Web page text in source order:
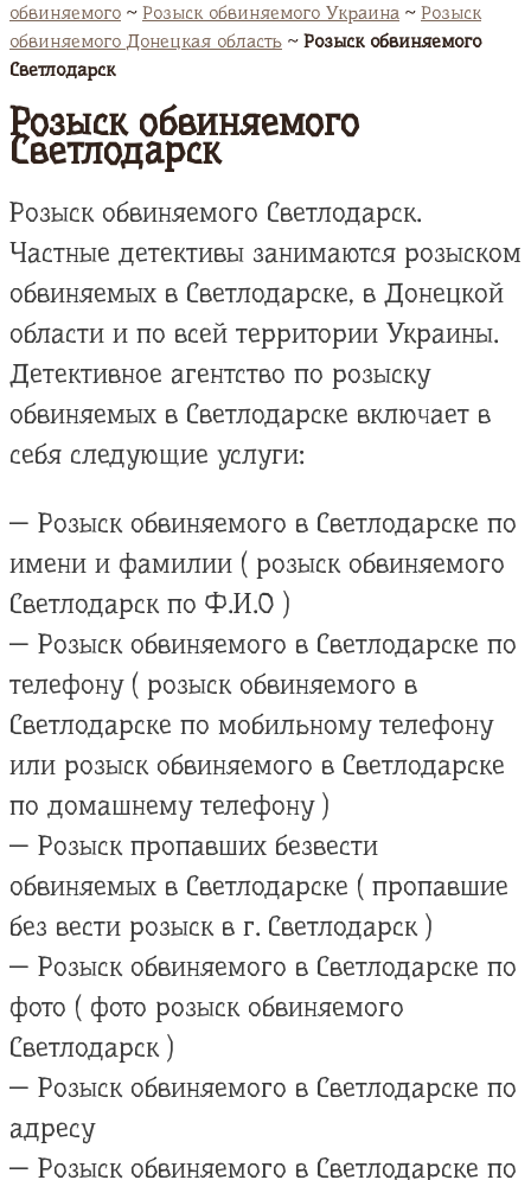
обвиняемого ~ Розыск обвиняемого Украина ~ Розыск
обвиняемого Донецкая область ~ Розыск обвиняемого
Светлодарск
Розыск обвиняемого
Светлодарск
Розыск обвиняемого Светлодарск.
Частные детективы занимаются розыском
обвиняемых в Светлодарске, в Донецкой
области и по всей территории Украины.
Детективное агентство по розыску
обвиняемых в Светлодарске включает в
себя следующие услуги:
— Розыск обвиняемого в Светлодарске по
имени и фамилии ( розыск обвиняемого
Светлодарск по Ф.И.О )
— Розыск обвиняемого в Светлодарске по
телефону ( розыск обвиняемого в
Светлодарске по мобильному телефону
или розыск обвиняемого в Светлодарске
по домашнему телефону )
— Розыск пропавших безвести
обвиняемых в Светлодарске ( пропавшие
без вести розыск в г. Светлодарск )
— Розыск обвиняемого в Светлодарске по
фото ( фото розыск обвиняемого
Светлодарск )
— Розыск обвиняемого в Светлодарске по
адресу
— Розыск обвиняемого в Светлодарске по